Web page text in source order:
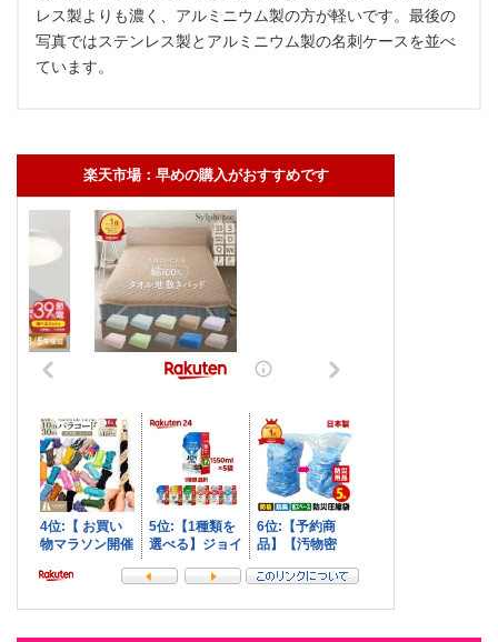
レス製よりも濃く、アルミニウム製の方が軽いです。最後の
写真ではステンレス製とアルミニウム製の名刺ケースを並べ
ています。
楽天市場：早めの購入がおすすめです